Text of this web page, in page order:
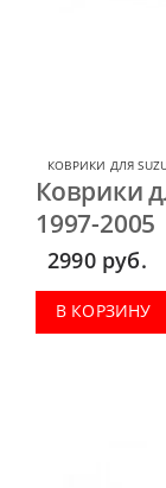
КОВРИКИ ДЛЯ
Коврики
1997-2005
2990 руб.
В КОРЗИНУ